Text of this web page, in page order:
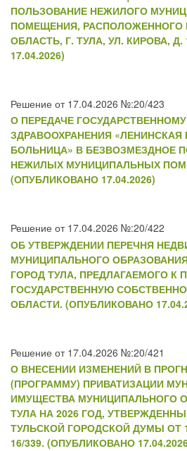
ПОЛЬЗОВАНИЕ НЕЖИЛОГО
ПОМЕЩЕНИЯ, РАСПОЛОЖЕННОГО
ОБЛАСТЬ, Г. ТУЛА, УЛ. КИРОВА,
17.04.2026)
Решение от 17.04.2026 №:20/423
О ПЕРЕДАЧЕ
ЗДРАВООХРАНЕНИЯ «ЛЕНИНСКАЯ
БОЛЬНИЦА» В БЕЗВОЗМЕЗДНОЕ
НЕЖИЛЫХ МУНИЦИПАЛЬНЫХ
(ОПУБЛИКОВАНО 17.04.2026)
Решение от 17.04.2026 №:20/422
ОБ УТВЕРЖДЕНИИ ПЕРЕЧНЯ
МУНИЦИПАЛЬНОГО
ГОРОД ТУЛА, ПРЕДЛАГАЕМОГО К
ГОСУДАРСТВЕННУЮ
ОБЛАСТИ. (ОПУБЛИКОВАНО
Решение от 17.04.2026 №:20/421
О ВНЕСЕНИИ ИЗМЕНЕНИЙ В
(ПРОГРАММУ) ПРИВАТИЗАЦИИ
ИМУЩЕСТВА МУНИЦИПАЛЬНОГО
ТУЛА НА 2026 ГОД,
ТУЛЬСКОЙ ГОРОДСКОЙ ДУМЫ ОТ
16/339. (ОПУБЛИКОВАНО